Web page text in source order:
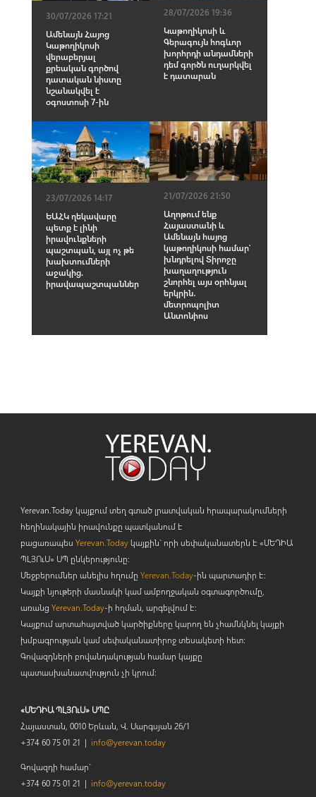
30/07/2026 17:21
Ամենայն Հայոց
Կաթողիկոսի
վերաբերյալ
քրեական գործով
դատական նիստը
նշանակվել է
օգոստոսի 7-ին
28/07/2026 19:36
Կաթողիկոսի և
Գերագույն հոգևոր
խորհրդի անդամների
դեմ գործն ուղարկվել
է դատարան
23/07/2026 14:17
ԵԱՀԿ ղեկավարը
պետք է լինի
իրավունքների
պաշտպան, այլ ոչ թե
խախտումների
աջակից.
իրավապաշտպաններ
21/07/2026 21:50
Աղոթում ենք
Հայաստանի և
Ամենայն հայոց
կաթողիկոսի համար՝
խնդրելով Տիրոջը
խաղաղություն
շնորհել այս օրհնյալ
երկրին․
մետրոպոլիտ
Անտոնիոս
Yerevan.Today կայքում տեղ գտած լրատվական հրապարակումների
հեղինակային իրավունքը պատկանում է
բացառապես Yerevan.Todayկայքին` որի սեփականատերն է «ՄԵԴԻԱ
ՊԼՅՈւՍ» ՍՊ ընկերությունը։
Մեջբերումներ անելիս հղումը Yerevan.Today-ին պարտադիր է:
Կայքի նյութերի մասնակի կամ ամբողջական օգտագործումը,
առանց Yerevan.Today-ի հղման, արգելվում է:
Կայքում արտահայտված կարծիքները կարող են չհամնկնել կայքի
խմբագրության կամ սեփականատիրոջ տեսակետի հետ:
Գովազդների բովանդակության համար կայքը
պատասխանատվություն չի կրում:
«ՄԵԴԻԱ ՊԼՅՈւՍ» ՍՊԸ
Հայաստան, 0010 Երևան, Վ. Սարգսյան 26/1
+374 60 75 01 21 | info@yerevan.today
Գովազդի համար`
+374 60 75 01 21 | info@yerevan.today